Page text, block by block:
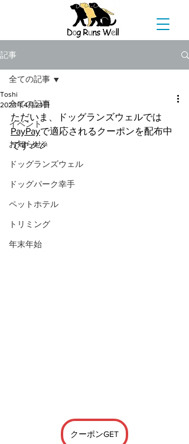
記事
全ての記事
イベント
お知らせ
ドッグランズウェル
ドッグパーク幸手
ペットホテル
トリミング
年末年始
全ての記事
Toshi
2023年4月24日
ただいま、ドッグランズウェルでは
PayPayで適応されるクーポンを配布中
です🎉🎉
クーポンGET